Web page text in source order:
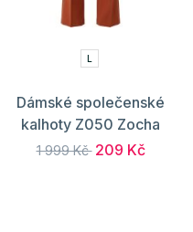
L
Dámské společenské
kalhoty Z050 Zocha
1 999 Kč 209 Kč